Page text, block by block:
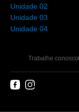
Unidade 02
Unidade 03
Unidade 04
Trabalhe conosco